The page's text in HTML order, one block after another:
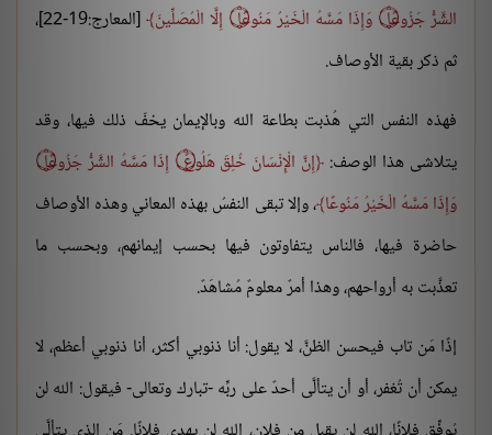
الشَّرُّ جَزُوعًا۝ وَإِذَا مَسَّهُ الْخَيْرُ مَنُوعًا۝ إِلَّا الْمُصَلِّينَ
[المعارج:19-22]،
ثم ذكر بقية الأوصاف.
فهذه النفس التي هُذبت بطاعة الله وبالإيمان يخفّ ذلك فيها، وقد
يتلاشى هذا الوصف: إِنَّ الْإِنْسَانَ خُلِقَ هَلُوعً۝ إِذَا مَسَّهُ الشَّرُّ جَزُوعًا۝
وَإِذَا مَسَّهُ الْخَيْرُ مَنُوعًا ، وإلا تبقى النفسُ بهذه المعاني وهذه الأوصاف
حاضرة فيها، فالناس يتفاوتون فيها بحسب إيمانهم، وبحسب ما
تعذَّبت به أرواحهم، وهذا أمرٌ معلومٌ مُشاهَدٌ.
إذًا مَن تاب فيحسن الظنَّ، لا يقول: أنا ذنوبي أكثر، أنا ذنوبي أعظم، لا
يمكن أن تُغفر، أو أن يتألَّى أحدٌ على ربِّه -تبارك وتعالى- فيقول: الله لن